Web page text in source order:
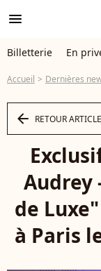
menu
Billetterie En
Accueil Dernières
arrow_left RETOUR ARTICLE
Audrey
de
à Paris